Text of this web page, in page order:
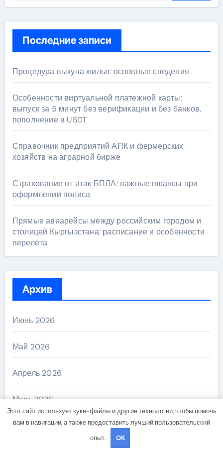
Последние записи
Процедура выкупа жилья: основные сведения
Особенности виртуальной платежной карты:
выпуск за 5 минут без верификации и без банков,
пополнение в USDT
Справочник предприятий АПК и фермерских
хозяйств на аграрной бирже
Страхование от атак БПЛА: важные нюансы при
оформлении полиса
Прямые авиарейсы между российским городом и
столицей Кыргызстана: расписание и особенности
перелёта
Архив
Июнь 2026
Май 2026
Апрель 2026
Март 2026
Февраль 2026
Этот сайт использует куки-файлы и другие технологии, чтобы помочь
вам в навигации, а также предоставить лучший пользовательский
опыт.
OK